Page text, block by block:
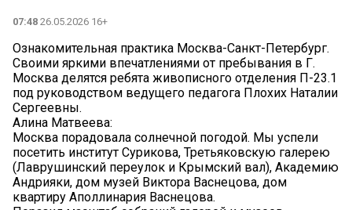
07:48 26.05.2026 16+
️Ознакомительная практика Москва-Санкт-Петербург.️
Своими яркими впечатлениями от пребывания в Г.
Москва делятся ребята живописного отделения П-23.1
под руководством ведущего педагога Плохих Наталии
Сергеевны.
Алина Матвеева:
Москва порадовала солнечной погодой. Мы успели
посетить институт Сурикова, Третьяковскую галерею
(Лаврушинский переулок и Крымский вал), Академию
Андрияки, дом музей Виктора Васнецова, дом
квартиру Аполлинария Васнецова.